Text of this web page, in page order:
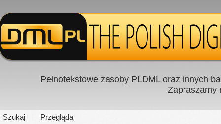
Pełnotekstowe zasoby PLDML oraz innych
Zapraszamy
Szukaj Przeglądaj